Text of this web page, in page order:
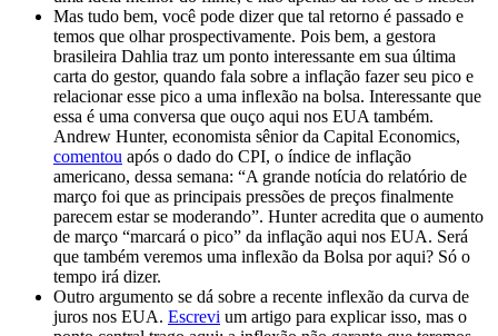
Mas tudo bem, você pode dizer que tal retorno é passado e
temos que olhar prospectivamente. Pois bem, a gestora
brasileira Dahlia traz um ponto interessante em sua última
carta do gestor, quando fala sobre a inflação fazer seu pico e
relacionar esse pico a uma inflexão na bolsa. Interessante que
essa é uma conversa que ouço aqui nos EUA também.
Andrew Hunter, economista sênior da Capital Economics,
comentou após o dado do CPI, o índice de inflação
americano, dessa semana: “A grande notícia do relatório de
março foi que as principais pressões de preços finalmente
parecem estar se moderando”. Hunter acredita que o aumento
de março “marcará o pico” da inflação aqui nos EUA. Será
que também veremos uma inflexão da Bolsa por aqui? Só o
tempo irá dizer.
Outro argumento se dá sobre a recente inflexão da curva de
juros nos EUA. Escrevi um artigo para explicar isso, mas o